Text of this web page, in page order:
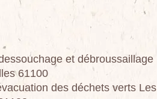
et débroussaillage
61100
des déchets verts Les